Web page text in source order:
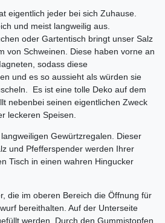
eigentlich jeder bei sich Zuhause.
und meist langweilig aus.
oder Gartentisch bringt unser Salz
von Schweinen. Diese haben vorne an
sodass diese
und es so aussieht als würden sie
Es ist eine tolle Deko auf dem
nebenbei seinen eigentlichen Zweck
leckeren Speisen.
Gewürtzregalen. Dieser
und Pfefferspender werden Ihrer
Tisch in einen wahren Hingucker
die im oberen Bereich die Öffnung für
bereithalten. Auf der Unterseite
werden. Durch den Gummistopfen